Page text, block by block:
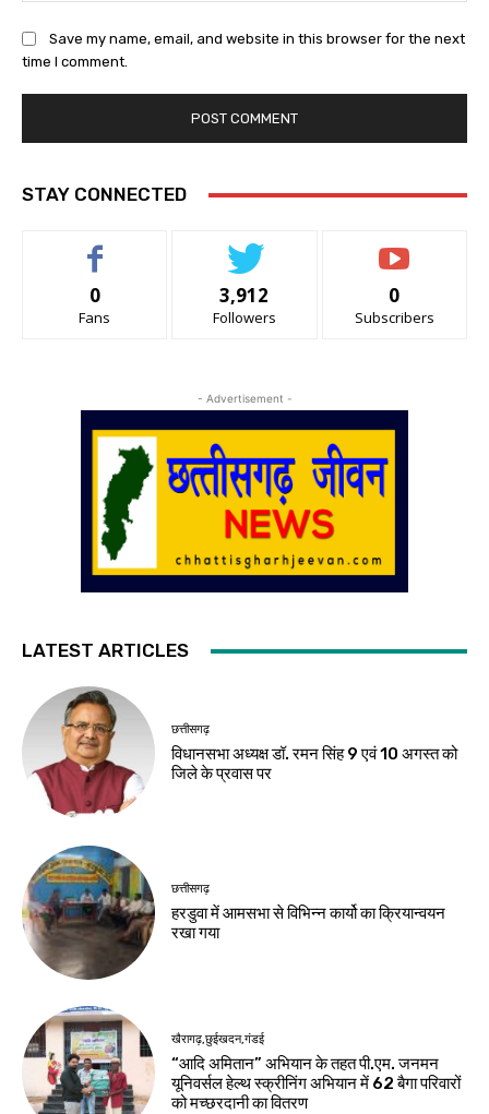
Save my name, email, and website in this browser for the next
time I comment.
STAY CONNECTED
0
Fans
3,912
Followers
0
Subscribers
- Advertisement -
LATEST ARTICLES
छत्तीसगढ़
विधानसभा अध्यक्ष डॉ. रमन सिंह 9 एवं 10 अगस्त को
जिले के प्रवास पर
छत्तीसगढ़
हरडुवा में आमसभा से विभिन्न कार्यो का क्रियान्वयन
रखा गया
खैरागढ़,छुईखदन,गंडई
“आदि अमितान” अभियान के तहत पी.एम. जनमन
यूनिवर्सल हेल्थ स्क्रीनिंग अभियान में 62 बैगा परिवारों
को मच्छरदानी का वितरण